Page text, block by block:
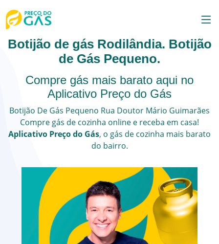
Botijão de gás Rodilândia. Botijão
de Gás Pequeno.
Compre gás mais barato aqui no
Aplicativo Preço do Gás
Botijão De Gás Pequeno Rua Doutor Mário Guimarães
Compre gás de cozinha online e receba em casa!
Aplicativo Preço do Gás, o gás de cozinha mais barato
do bairro.